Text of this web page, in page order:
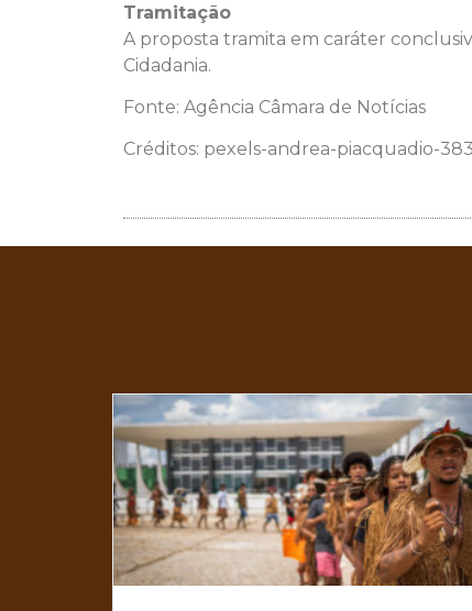
Tramitação
A proposta tramita em caráter
Cidadania.
Fonte: Agência Câmara de Notícias
Créditos: pexels-andrea-piacquadio-